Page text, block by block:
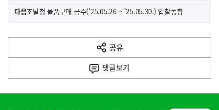
이
전
다
음
다음기
사
조달청 물품구매 금주('25.05.26 ~ '25.05.30.) 입찰동향
공유
열
기
댓글보기